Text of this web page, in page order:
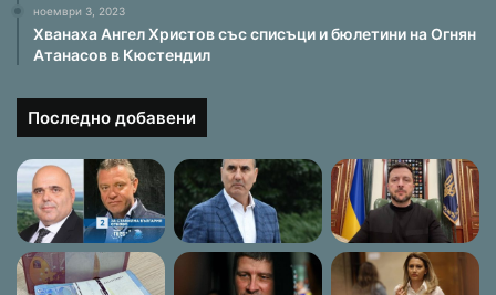
ноември 3, 2023
Хванаха Ангел Христов със списъци и бюлетини на Огнян
Атанасов в Кюстендил
Последно добавени